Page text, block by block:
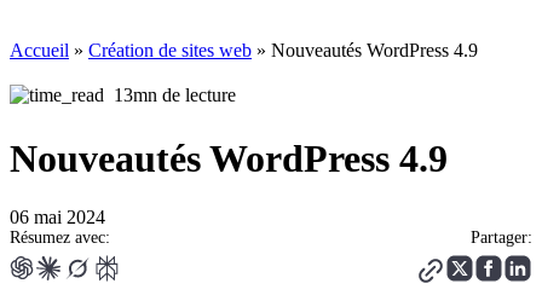
Accueil » Création de sites web » Nouveautés WordPress 4.9
13mn de lecture
Nouveautés WordPress 4.9
06 mai 2024
Résumez avec: Partager: